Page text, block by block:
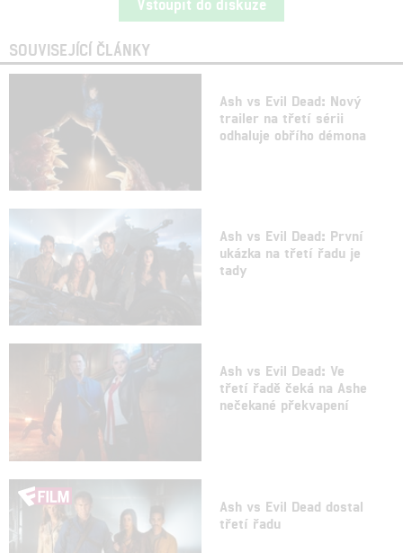
SOUVISEJÍCÍ ČLÁNKY
Ash vs Evil Dead: Nový
trailer na třetí sérii
odhaluje obřího démona
Ash vs Evil Dead: První
ukázka na třetí řadu je
tady
Ash vs Evil Dead: Ve
třetí řadě čeká na Ashe
nečekané překvapení
Ash vs Evil Dead dostal
třetí řadu